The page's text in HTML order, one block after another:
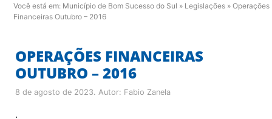
Você está em: Município de Bom Sucesso do Sul » Legislações » Operações
Financeiras Outubro – 2016
OPERAÇÕES FINANCEIRAS
OUTUBRO – 2016
8 de agosto de 2023. Autor: Fabio Zanela
.